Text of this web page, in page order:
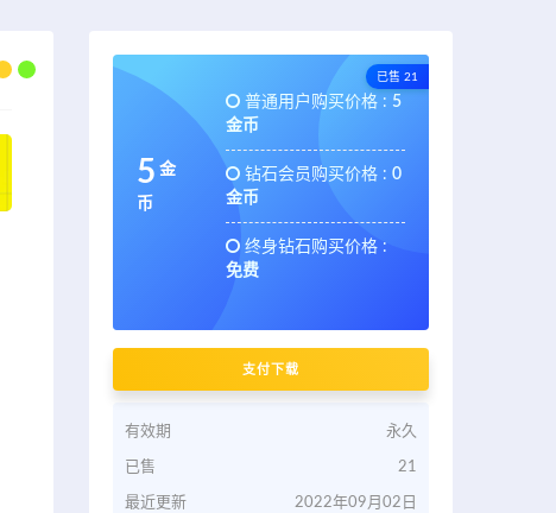
已售 21
5 金
币
普通用户购买价格 : 5
金币
钻石会员购买价格 : 0
金币
终身钻石购买价格 :
免费
支付下载
有效期 永久
已售 21
最近更新 2022年09月02日